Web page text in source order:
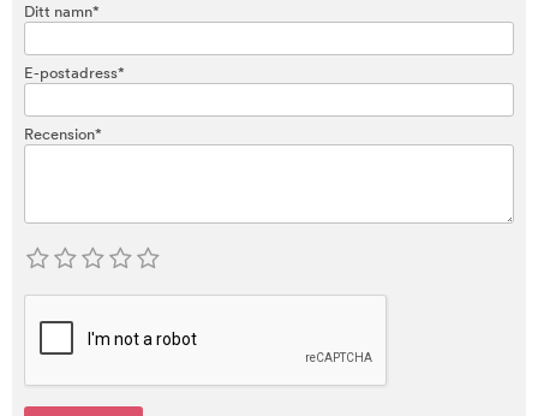
Ditt namn*
E-postadress*
Recension*